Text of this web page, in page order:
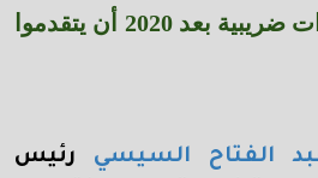
باقراراتهم عن فترات ضريبية بعد 2020 أن يتقدموا
الفتاح السيسي رئيس